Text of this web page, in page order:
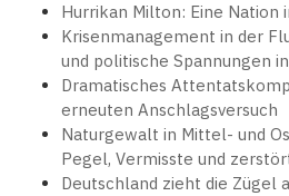
Hurrikan Milton: Eine
Krisenmanagement in der
und politische Spannungen
Dramatisches
erneuten Anschlagsversuch
Naturgewalt in Mittel- und
Pegel, Vermisste und
Deutschland zieht die Zügel